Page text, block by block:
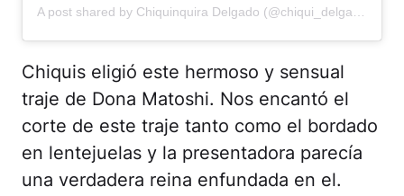
A post shared by Chiquinquira Delgado (@chiqui_delgado)
Chiquis eligió este hermoso y sensual
traje de Dona Matoshi. Nos encantó el
corte de este traje tanto como el bordado
en lentejuelas y la presentadora parecía
una verdadera reina enfundada en el.